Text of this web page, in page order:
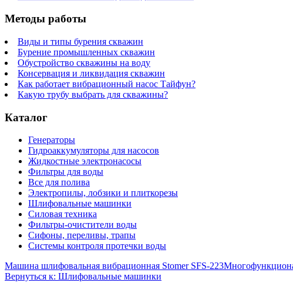
Методы работы
Виды и типы бурения скважин
Бурение промышленных скважин
Обустройство скважины на воду
Консервация и ликвидация скважин
Как работает вибрационный насос Тайфун?
Какую трубу выбрать для скважины?
Каталог
Генераторы
Гидроаккумуляторы для насосов
Жидкостные электронасосы
Фильтры для воды
Все для полива
Электропилы, лобзики и плиткорезы
Шлифовальные машинки
Силовая техника
Фильтры-очистители воды
Сифоны, переливы, трапы
Системы контроля протечки воды
Машина шлифовальная вибрационная Stomer SFS-223
Вернуться к: Шлифовальные машинки